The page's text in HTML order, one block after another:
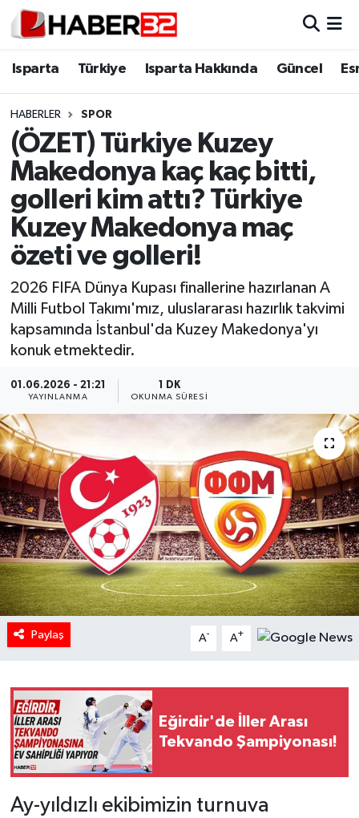
Isparta Türkiye Isparta Hakkında Güncel
HABERLER SPOR
(ÖZET) Türkiye Kuzey
Makedonya kaç kaç bitti,
golleri kim attı? Türkiye
Kuzey Makedonya maç
özeti ve golleri!
2026 FIFA Dünya Kupası finallerine hazırlanan A
Milli Futbol Takımı'mız, uluslararası hazırlık takvimi
kapsamında İstanbul'da Kuzey Makedonya'yı
konuk etmektedir.
01.06.2026 - 21:21
YAYINLANMA
1 DK
OKUNMA SÜRESI
Paylaş A- A+
Eğirdir'de İller Arası
Tekvando Şampiyonası!
Ay-yıldızlı ekibimizin turnuva
Isparta
Esnaf Diyor ki;
ASAYİŞ
BİLİM VE TEKNOLOJİ
EĞİTİM
GENEL
Güncel
HABERDE İNSAN
KÜLTÜR SANAT
MAGAZİN
Oyun
POLİTİKA
RESMİ İLANLAR
Spor
Tarihi Yapılarımız
Teknoloji
Isparta Nöbetçi Eczaneler
Isparta Trafik Yoğunluk Haritası
Süper Lig Puan Durumu ve Fikstür
Tüm Manşetler
Son Dakika Haberleri
Haber Arşivi